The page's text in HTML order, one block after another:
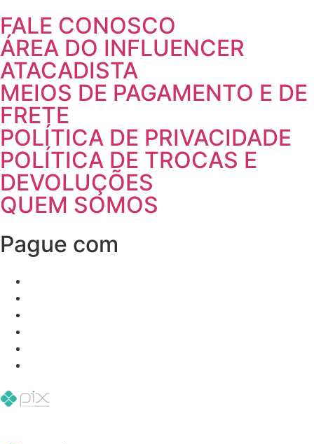
FALE CONOSCO
ÁREA DO INFLUENCER
ATACADISTA
MEIOS DE PAGAMENTO E DE
FRETE
POLÍTICA DE PRIVACIDADE
POLÍTICA DE TROCAS E
DEVOLUÇÕES
QUEM SOMOS
Pague com